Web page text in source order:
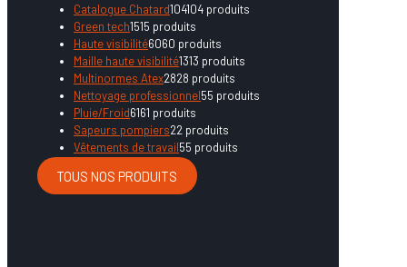
Catalogue Chatard104104 produits
Green tech1515 produits
Haute visibilité6060 produits
Maille haute visibilité1313 produits
Multinormes Atex2828 produits
Nettoyage professionnel55 produits
Pluie/Froid6161 produits
Sapeurs pompiers22 produits
Vêtements de travail55 produits
TOUS NOS PRODUITS